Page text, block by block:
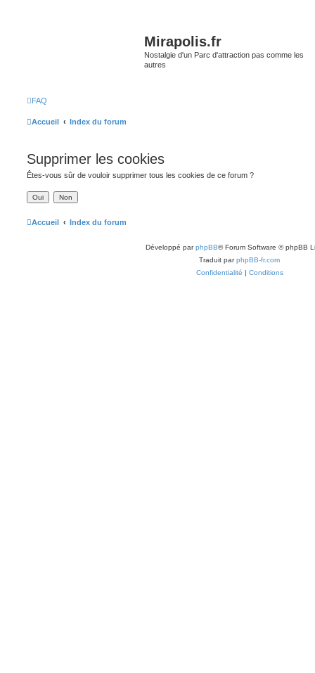
Mirapolis.fr
Nostalgie d'un Parc d'attraction pas comme les
autres
FAQ
Accueil Index du forum
Supprimer les cookies
Êtes-vous sûr de vouloir supprimer tous les cookies de ce forum ?
Accueil Index du forum
Développé parphpBB® Forum Software © phpBB
Traduit parphpBB-fr.com
Confidentialité | Conditions